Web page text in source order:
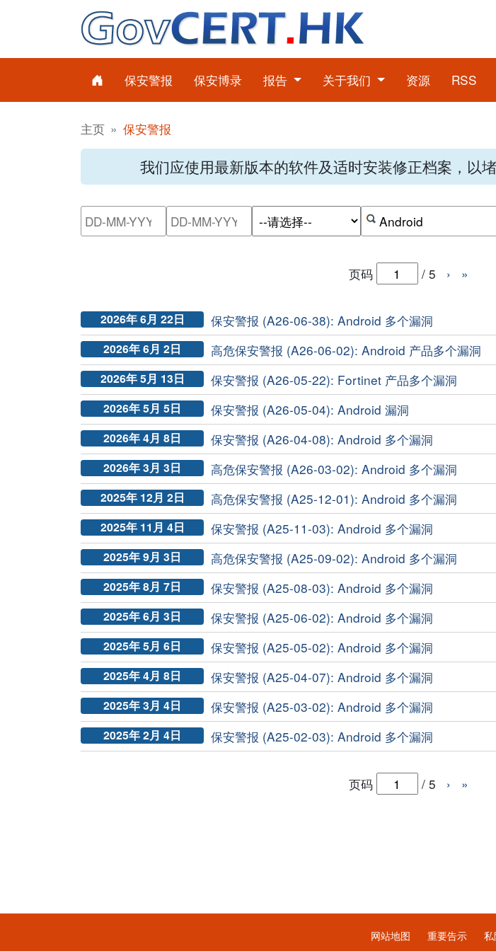
保安警报 保安博录 报告 关于我们 资源 RSS
主页 保安警报
我们应使用最新版本的软件及适时安装修正档案，以
请输入搜索日期范围的开始日期，格式为-日日-月月-年年年年。
请输入搜索日期范围的结束日期，格式为-日
按关键字或 CVE ID 搜寻
页码 / 5 › »
2026年 6月 22日 保安警报 (A26-06-38): Android 多个漏洞
2026年 6月 2日 高危保安警报 (A26-06-02): Android 产品多个漏洞
2026年 5月 13日 保安警报 (A26-05-22): Fortinet 产品多个漏洞
2026年 5月 5日 保安警报 (A26-05-04): Android 漏洞
2026年 4月 8日 保安警报 (A26-04-08): Android 多个漏洞
2026年 3月 3日 高危保安警报 (A26-03-02): Android 多个漏洞
2025年 12月 2日 高危保安警报 (A25-12-01): Android 多个漏洞
2025年 11月 4日 保安警报 (A25-11-03): Android 多个漏洞
2025年 9月 3日 高危保安警报 (A25-09-02): Android 多个漏洞
2025年 8月 7日 保安警报 (A25-08-03): Android 多个漏洞
2025年 6月 3日 保安警报 (A25-06-02): Android 多个漏洞
2025年 5月 6日 保安警报 (A25-05-02): Android 多个漏洞
2025年 4月 8日 保安警报 (A25-04-07): Android 多个漏洞
2025年 3月 4日 保安警报 (A25-03-02): Android 多个漏洞
2025年 2月 4日 保安警报 (A25-02-03): Android 多个漏洞
页码 / 5 › »
网站地图 重要告示